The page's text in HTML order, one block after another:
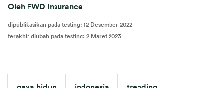
Oleh FWD Insurance
dipublikasikan pada testing: 12 Desember 2022
terakhir diubah pada testing: 2 Maret 2023